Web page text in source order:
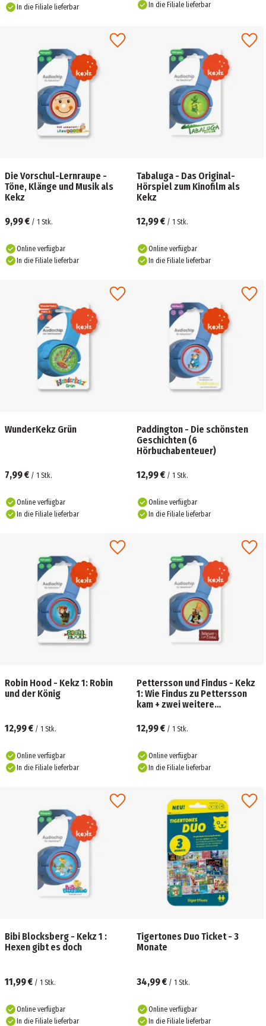
In die Filiale lieferbar In die Filiale lieferbar
Die Vorschul-Lernraupe -
Töne, Klänge und Musik als
Kekz
9,99 € / 1 Stk.
Online verfügbar
In die Filiale lieferbar
Tabaluga - Das Original-
Hörspiel zum Kinofilm als
Kekz
12,99 € / 1 Stk.
Online verfügbar
In die Filiale lieferbar
WunderKekz Grün
7,99 € / 1 Stk.
Online verfügbar
In die Filiale lieferbar
Paddington - Die schönsten
Geschichten (6
Hörbuchabenteuer)
12,99 € / 1 Stk.
Online verfügbar
In die Filiale lieferbar
Robin Hood - Kekz 1: Robin
und der König
12,99 € / 1 Stk.
Online verfügbar
In die Filiale lieferbar
Pettersson und Findus - Kekz
1: Wie Findus zu Pettersson
kam + zwei weitere
12,99 € / 1 Stk.
Online verfügbar
In die Filiale lieferbar
Bibi Blocksberg - Kekz 1 :
Hexen gibt es doch
11,99 € / 1 Stk.
Online verfügbar
In die Filiale lieferbar
Tigertones Duo Ticket - 3
Monate
34,99 € / 1 Stk.
Online verfügbar
In die Filiale lieferbar